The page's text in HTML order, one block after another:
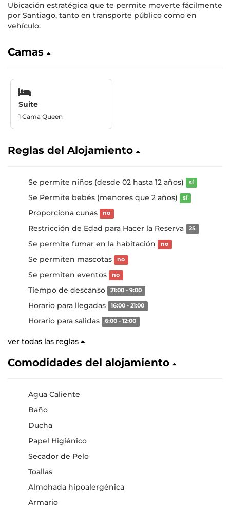
Ubicación estratégica que te permite moverte fácilmente
por Santiago, tanto en transporte público como en
vehículo.
Camas
Suite
1 Cama Queen
Reglas del Alojamiento
Se permite niños (desde 02 hasta 12 años) sí
Se Permite bebés (menores que 2 años) sí
Proporciona cunas no
Restricción de Edad para Hacer la Reserva 25
Se permite fumar en la habitación no
Se permiten mascotas no
Se permiten eventos no
Tiempo de descanso 21:00 - 9:00
Horario para llegadas 16:00 - 21:00
Horario para salidas 6:00 - 12:00
ver todas las reglas
Comodidades del alojamiento
Agua Caliente
Baño
Ducha
Papel Higiénico
Secador de Pelo
Toallas
Almohada hipoalergénica
Armario